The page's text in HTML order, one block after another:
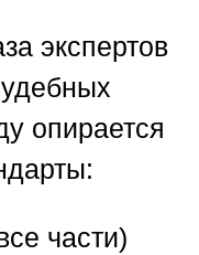
экспертов
опирается
части)